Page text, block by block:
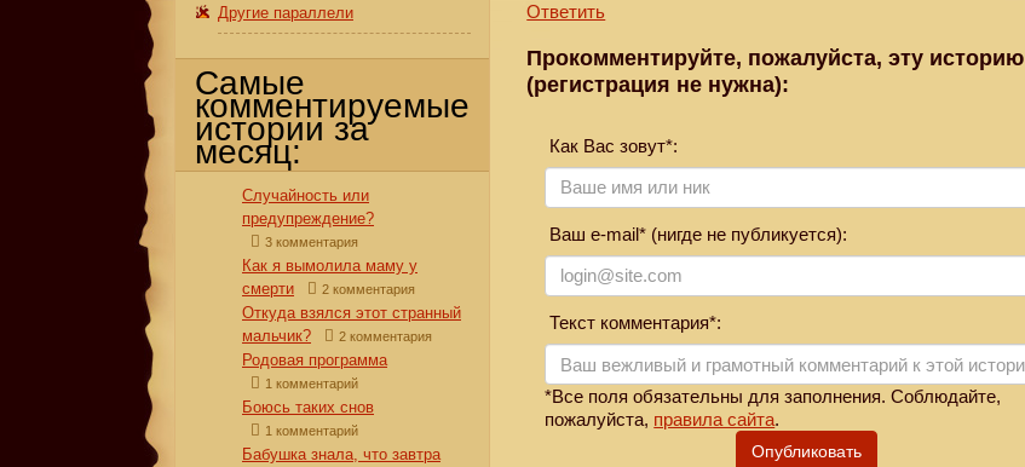
Ответить
Прокомментируйте, пожалуйста, эту историю
(регистрация не нужна):
Как Вас зовут*:
Ваш e-mail* (нигде не публикуется):
Текст комментария*:
*Все поля обязательны для заполнения. Соблюдайте,
пожалуйста, правила сайта.
Опубликовать
Другие параллели
Самые
комментируемые
истории за
месяц:
Случайность или
предупреждение?
3 комментария
Как я вымолила маму у
смерти
2 комментария
Откуда взялся этот странный
мальчик?
2 комментария
Родовая программа
1 комментарий
Боюсь таких снов
1 комментарий
Бабушка знала, что завтра